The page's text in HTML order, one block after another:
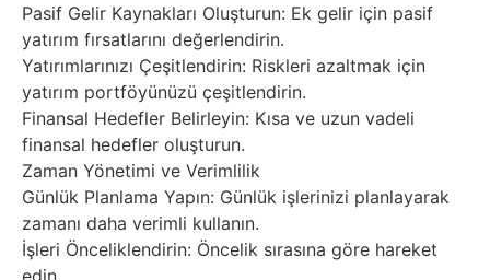
Pasif Gelir Kaynakları Oluşturun: Ek gelir için pasif
yatırım fırsatlarını değerlendirin.
Yatırımlarınızı Çeşitlendirin: Riskleri azaltmak için
yatırım portföyünüzü çeşitlendirin.
Finansal Hedefler Belirleyin: Kısa ve uzun vadeli
finansal hedefler oluşturun.
Zaman Yönetimi ve Verimlilik
Günlük Planlama Yapın: Günlük işlerinizi planlayarak
zamanı daha verimli kullanın.
İşleri Önceliklendirin: Öncelik sırasına göre hareket
edin.